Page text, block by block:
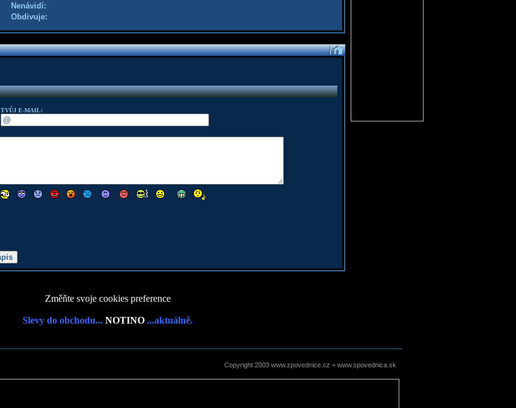
Nenávidí:
Obdivuje:
TVŮJ E-MAIL:
Změňte svoje cookies preference
Slevy do obchodu... NOTINO ...aktuálně.
Copyright 2003 www.zpovednice.cz + www.spovednica.sk